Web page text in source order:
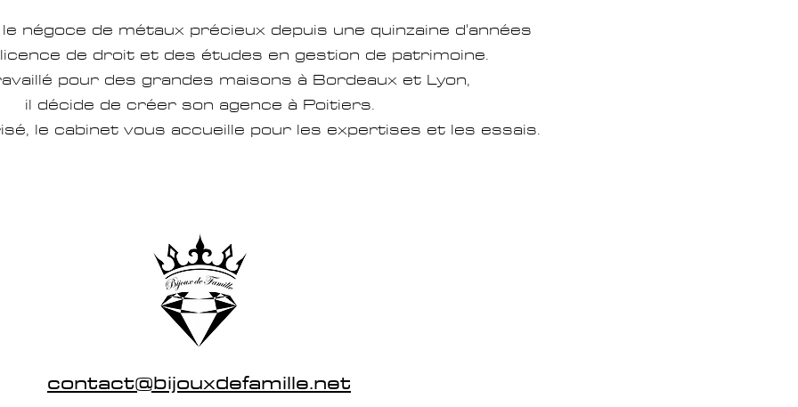
négoce de métaux précieux depuis une quinzaine d'années
de droit et des études en gestion de patrimoine.
pour des grandes maisons à Bordeaux et Lyon,
il décide de créer son agence à Poitiers.
le cabinet vous accueille pour les expertises et les essais.
contact@bijouxdefamille.net